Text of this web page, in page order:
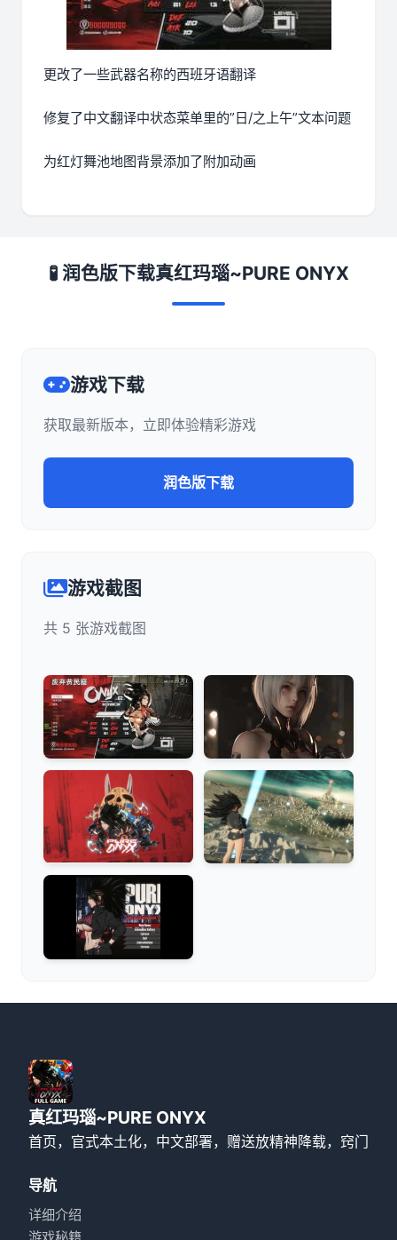
更改了一些武器名称的西班牙语翻译
修复了中文翻译中状态菜单里的”日/之上午”文本问题
为红灯舞池地图背景添加了附加动画
🧪 润色版下载真红玛瑙~PURE ONYX
游戏下载
获取最新版本，立即体验精彩游戏
润色版下载
游戏截图
共 5 张游戏截图
真红玛瑙~PURE ONYX
首页，官式本土化，中文部署，赠送放精神降载，窍门
导航
详细介绍